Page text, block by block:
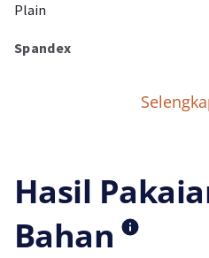
Plain
Spandex
Hasil
Bahan